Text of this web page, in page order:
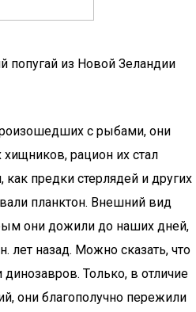
попугай из Новой Зеландии
с рыбами, они
рацион их стал
как предки стерлядей и других
планктон. Внешний вид
они дожили до наших дней,
лет назад. Можно сказать, что
Только, в отличие
они благополучно пережили